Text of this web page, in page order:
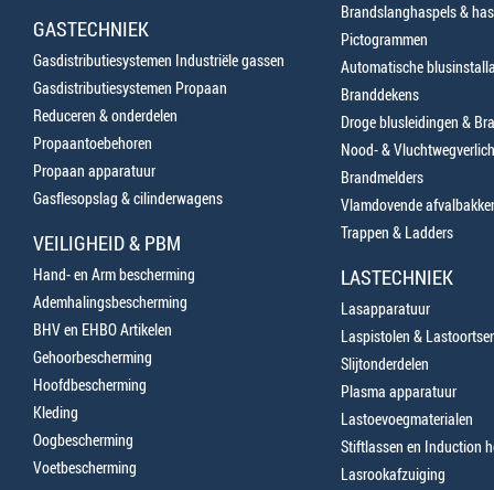
GASTECHNIEK
Gasdistributiesystemen Industriële gassen
Gasdistributiesystemen Propaan
Reduceren & onderdelen
Propaantoebehoren
Propaan apparatuur
Gasflesopslag & cilinderwagens
VEILIGHEID & PBM
Hand- en Arm bescherming
Ademhalingsbescherming
BHV en EHBO Artikelen
Gehoorbescherming
Hoofdbescherming
Kleding
Oogbescherming
Voetbescherming
Brandslanghaspels &
Pictogrammen
Automatische
Branddekens
Droge blusleidingen &
Nood- &
Brandmelders
Vlamdovende
Trappen & Ladders
LASTECHNIEK
Lasapparatuur
Laspistolen &
Slijtonderdelen
Plasma apparatuur
Lastoevoegmaterialen
Stiftlassen en Induction
Lasrookafzuiging